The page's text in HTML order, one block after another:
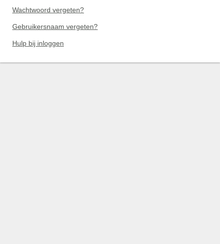
Wachtwoord vergeten?
Gebruikersnaam vergeten?
Hulp bij inloggen